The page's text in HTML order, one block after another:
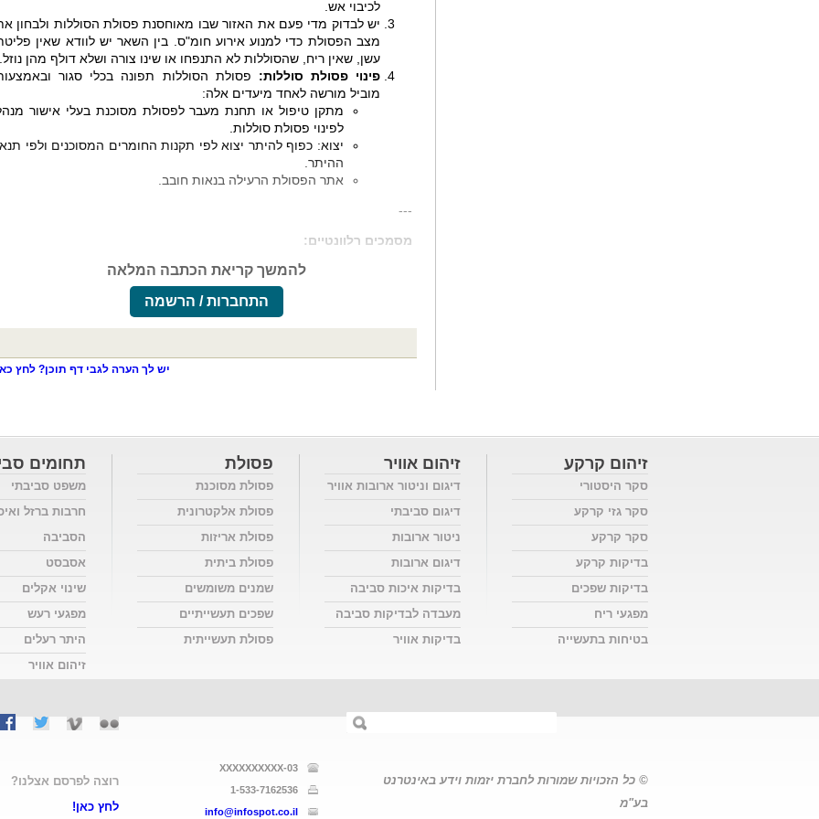
לכיבוי אש.
יש לבדוק מדי פעם את האזור שבו מאוחסנת פסולת הסוללות ולבחון
מצב הפסולת כדי למנוע אירוע חומ"ס. בין השאר יש לוודא שאין
עשן, שאין ריח, שהסוללות לא התנפחו או שינו צורה ושלא דולף מהן נוזל.
פינוי פסולת סוללות: פסולת הסוללות תפונה בכלי סגור
מוביל מורשה לאחד מיעדים אלה:
מתקן טיפול או תחנת מעבר לפסולת מסוכנת בעלי אישור
לפינוי פסולת סוללות.
יצוא: כפוף להיתר יצוא לפי תקנות החומרים המסוכנים ולפי
ההיתר.
אתר הפסולת הרעילה בנאות חובב.
---
מסמכים רלוונטיים:
להמשך קריאת הכתבה המלאה
התחברות / הרשמה
יש לך הערה לגבי דף תוכן? לחץ
זיהום קרקע
סקר היסטורי
סקר גזי קרקע
סקר קרקע
בדיקות קרקע
בדיקות שפכים
מפגעי ריח
בטיחות בתעשייה
זיהום אוויר
דיגום וניטור ארובות אוויר
דיגום סביבתי
ניטור ארובות
דיגום ארובות
בדיקות איכות סביבה
מעבדה לבדיקות סביבה
בדיקות אוויר
פסולת
פסולת מסוכנת
פסולת אלקטרונית
פסולת אריזות
פסולת ביתית
שמנים משומשים
שפכים תעשייתיים
פסולת תעשייתית
תחומים
משפט סביבתי
חרבות ברזל
הסביבה
אסבסט
שינוי אקלים
מפגעי רעש
היתר רעלים
זיהום אוויר
© כל הזכויות שמורות לחברת יזמות וידע באינטרנט
בע"מ
03-XXXXXXXXXX
1-533-7162536
info@infospot.co.il
רוצה לפרסם אצלנו?
לחץ כאן!